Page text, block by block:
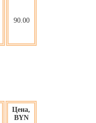
90.00
Цена,
BYN